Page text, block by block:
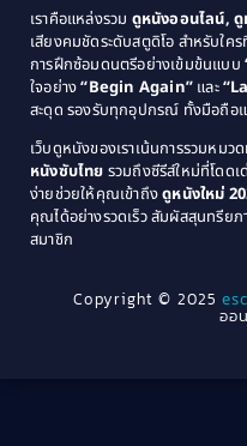
Coming of
Crime อ
1979
1976
1974
1971
1969
1964
1940
เราคือแหล่งรวม ดูหนังออนไลน์, ดู
เสียงคมชัดระดับสตูดิโอ สำหรับใค
การฝึกซ้อมดนตรีอย่างเข้มข้นแบบ
ใจอย่าง“Begin Again” และ
สะดุด รองรับทุกอุปกรณ์ ทั้งมือถือแ
เว็บดูหนังของเราเน้นการรวมหมว
หนังซับไทย รวมถึงซีรีส์ใหม่ที่โดด
ง่ายช่วยให้คุณเข้าถึงดูหนังใหม่
คุณได้อย่างรวดเร็ว สัมผัสสุนทรีย
สมาชิก
Copyright © 2025
ออ